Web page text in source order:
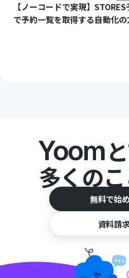
【ノーコードで実現】
で予約一覧を取得する自動化
Yoomと
多くのこ
無料で始
資料請